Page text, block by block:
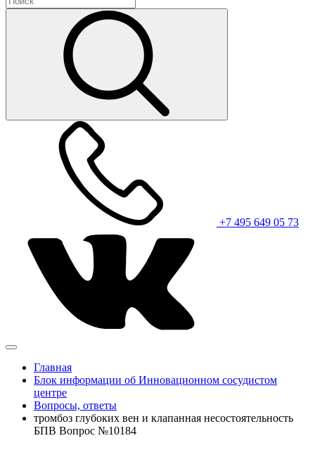
+7 495 649 05 73
Главная
Блок информации об Инновационном сосудистом
центре
Вопросы, ответы
тромбоз глубоких вен и клапанная несостоятельность
БПВ Вопрос №10184